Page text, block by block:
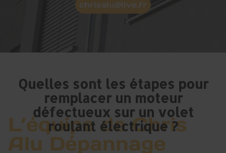
chrisalu@live.fr
Quelles sont les étapes pour
remplacer un moteur
défectueux sur un volet
roulant électrique ?
L’équipe de Chris
Alu Dépannage